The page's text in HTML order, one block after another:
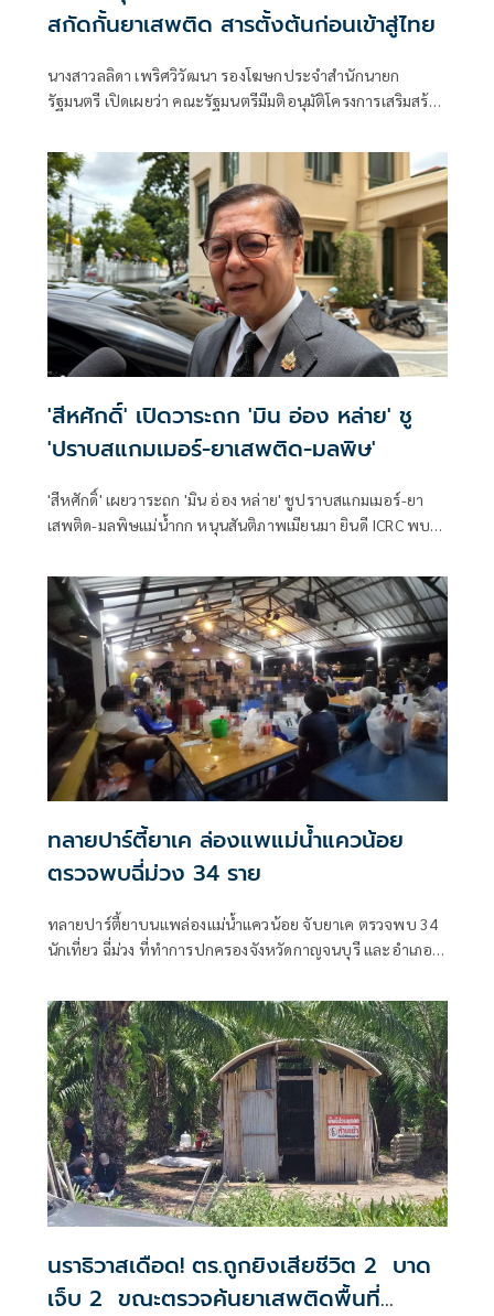
สกัดกั้นยาเสพติด สารตั้งต้นก่อนเข้าสู่ไทย
นางสาวลลิดา เพริศวิวัฒนา รองโฆษกประจำสำนักนายก
รัฐมนตรี เปิดเผยว่า คณะรัฐมนตรีมีมติอนุมัติโครงการเสริมสร้าง
ยาเสพติดและทำลายเครือข่ายการค้ายาเสพติดระหว่าง
ประเทศ ประจำปีงบประมาณ พ.ศ. 2569 วงเงินรวม 16 ล้าน
บาท ตามที่กระทรวงยุติธรรม โดยสำนักงานคณะกรรมการ
ป้องกันและปราบปรามยาเสพติด หรือสำนักงาน ป.ป.ส.
'สีหศักดิ์' เปิดวาระถก 'มิน อ่อง หล่าย' ชู
'ปราบสแกมเมอร์-ยาเสพติด-มลพิษ'
'สีหศักดิ์' เผยวาระถก 'มิน อ่อง หล่าย' ชูปราบสแกมเมอร์-ยา
เสพติด-มลพิษแม่น้ำกก หนุนสันติภาพเมียนมา ยินดี ICRC พบ
ทลายปาร์ตี้ยาเค ล่องแพแม่น้ำแควน้อย
ตรวจพบฉี่ม่วง 34 ราย
ทลายปาร์ตี้ยาบนแพล่องแม่น้ำแควน้อย จับยาเค ตรวจพบ 34
นักเที่ยว ฉี่ม่วง ที่ทำการปกครองจังหวัดกาญจนบุรี และอําเภอ
ยาเสพติด
นราธิวาสเดือด! ตร.ถูกยิงเสียชีวิต 2 บาด
เจ็บ 2 ขณะตรวจค้นยาเสพติดพื้นที่